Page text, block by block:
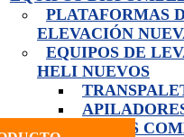
PLATAFORMAS
ELEVACIÓN
EQUIPOS DE
HELI NUEVOS
GRÚAS